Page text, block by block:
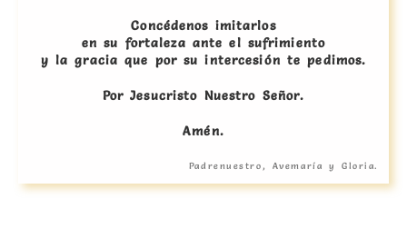
Concédenos imitarlos
en su fortaleza ante el sufrimiento
y la gracia que por su intercesión te pedimos.
Por Jesucristo Nuestro Señor.
Amén.
Padrenuestro, Avemaría y Gloria.